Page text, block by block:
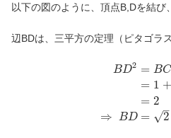
以下の図のように、頂点B,Dを結び
辺BDは、三平方の定理（ピタゴラ
BD2
⇒ BD
= BC
= 1 +
= 2
=
2
–
√